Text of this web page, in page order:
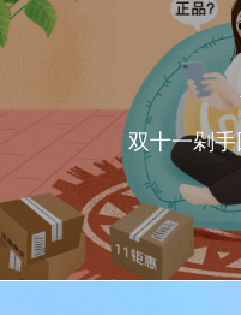
双十一剁手